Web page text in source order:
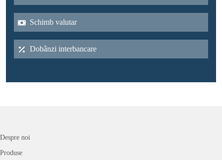
Schimb valutar
Dobânzi interbancare
Despre noi
Produse